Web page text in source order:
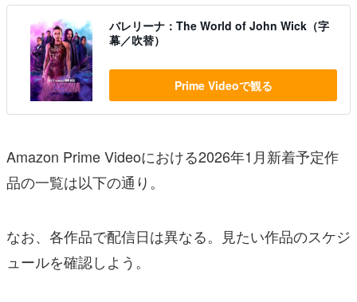
バレリーナ：The World of John Wick（字
幕／吹替）
Prime Videoで観る
Amazon Prime Videoにおける2026年1月新着予定作
品の一覧は以下の通り。
なお、各作品で配信日は異なる。見たい作品のスケジ
ュールを確認しよう。